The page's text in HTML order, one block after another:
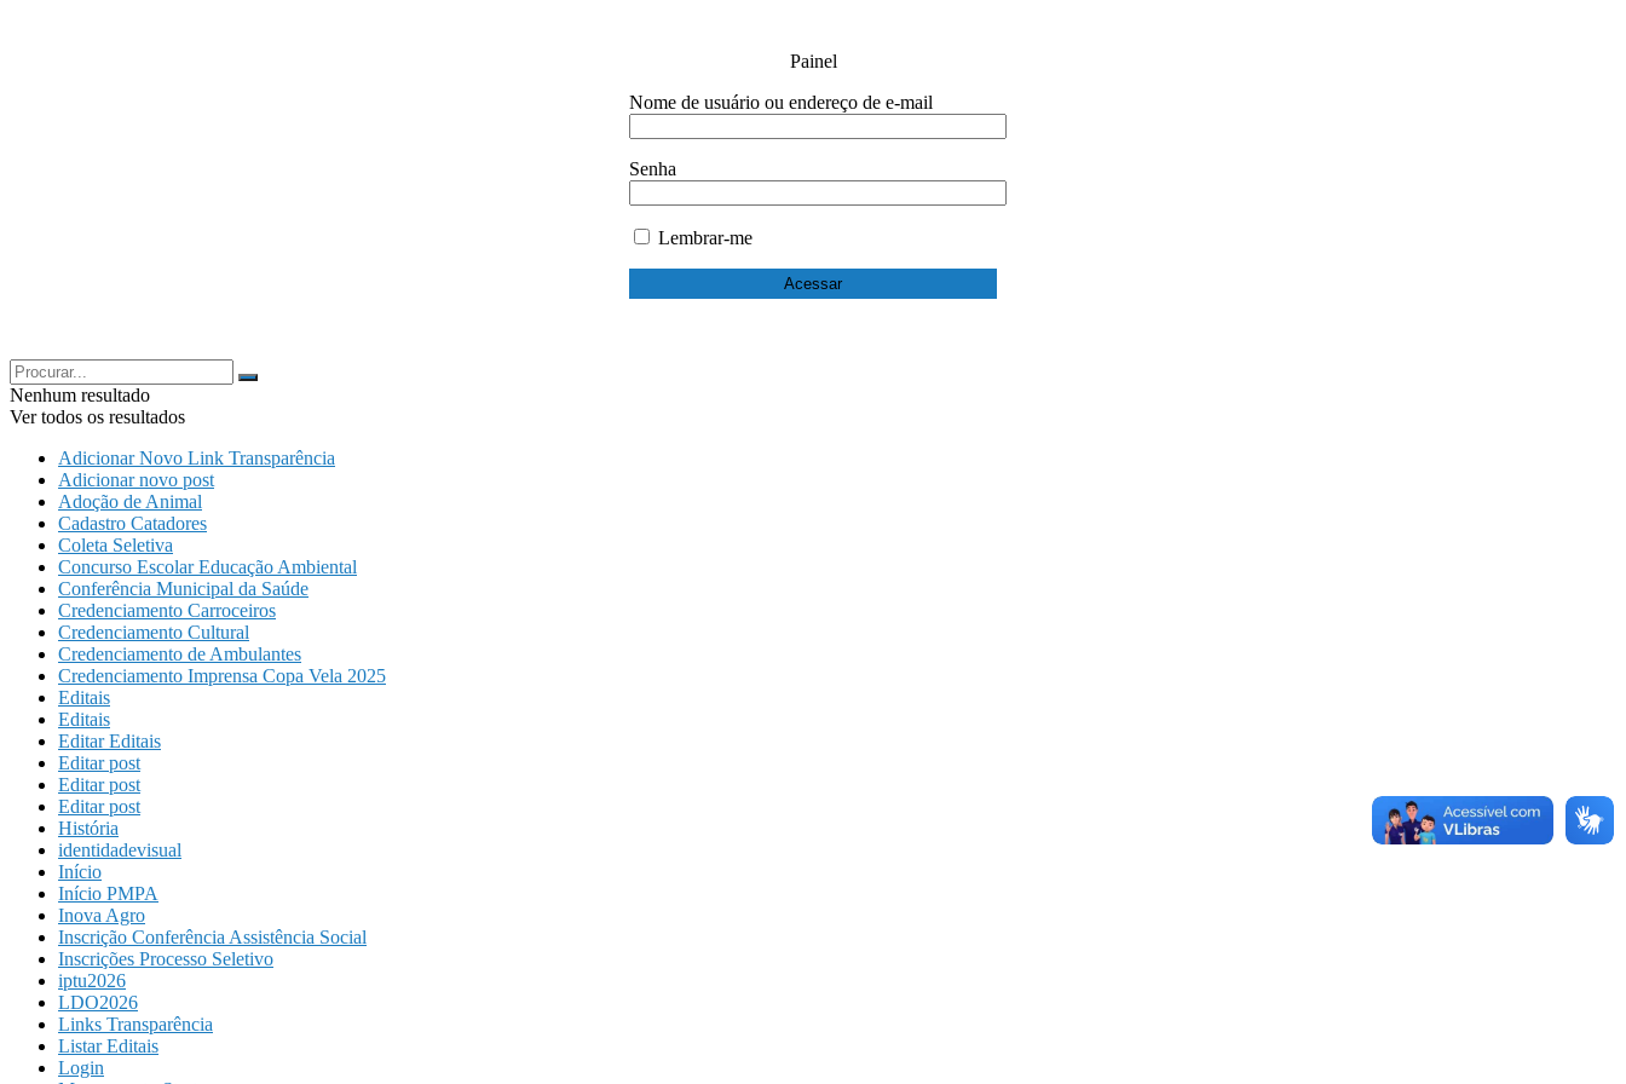
Painel
Nome de usuário ou endereço de e-mail
Senha
Lembrar-me
Nenhum resultado
Ver todos os resultados
Adicionar Novo Link Transparência
Adicionar novo post
Adoção de Animal
Cadastro Catadores
Coleta Seletiva
Concurso Escolar Educação Ambiental
Conferência Municipal da Saúde
Credenciamento Carroceiros
Credenciamento Cultural
Credenciamento de Ambulantes
Credenciamento Imprensa Copa Vela 2025
Editais
Editais
Editar Editais
Editar post
Editar post
Editar post
História
identidadevisual
Início
Início PMPA
Inova Agro
Inscrição Conferência Assistência Social
Inscrições Processo Seletivo
iptu2026
LDO2026
Links Transparência
Listar Editais
Login